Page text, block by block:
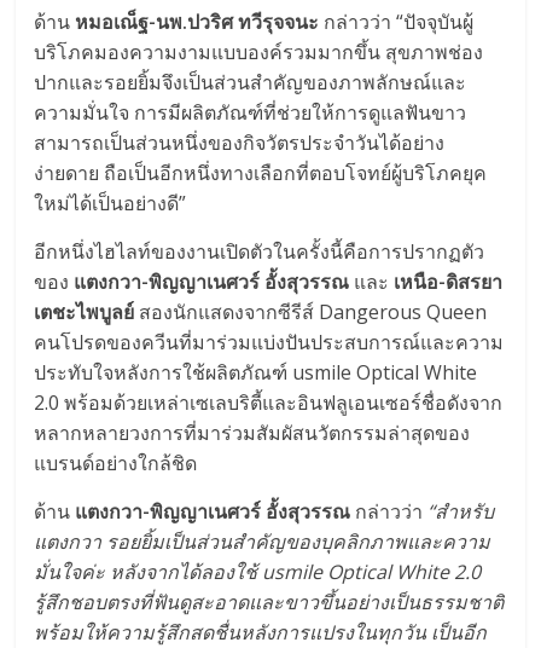
ด้าน หมอเณ็ฐ-นพ.ปวริศ ทวีรุจจนะ กล่าวว่า “ปัจจุบันผู้
บริโภคมองความงามแบบองค์รวมมากขึ้น สุขภาพช่อง
ปากและรอยยิ้มจึงเป็นส่วนสำคัญของภาพลักษณ์และ
ความมั่นใจ การมีผลิตภัณฑ์ที่ช่วยให้การดูแลฟันขาว
สามารถเป็นส่วนหนึ่งของกิจวัตรประจำวันได้อย่าง
ง่ายดาย ถือเป็นอีกหนึ่งทางเลือกที่ตอบโจทย์ผู้บริโภคยุค
ใหม่ได้เป็นอย่างดี”
อีกหนึ่งไฮไลท์ของงานเปิดตัวในครั้งนี้คือการปรากฏตัว
ของ แตงกวา-พิญญาเนศวร์ อั้งสุวรรณ และ เหนือ-ดิสรยา
เตชะไพบูลย์ สองนักแสดงจากซีรีส์ Dangerous Queen
คนโปรดของควีนที่มาร่วมแบ่งปันประสบการณ์และความ
ประทับใจหลังการใช้ผลิตภัณฑ์ usmile Optical White
2.0 พร้อมด้วยเหล่าเซเลบริตี้และอินฟลูเอนเซอร์ชื่อดังจาก
หลากหลายวงการที่มาร่วมสัมผัสนวัตกรรมล่าสุดของ
แบรนด์อย่างใกล้ชิด
ด้าน แตงกวา-พิญญาเนศวร์ อั้งสุวรรณ กล่าวว่า “สำหรับ
แตงกวา รอยยิ้มเป็นส่วนสำคัญของบุคลิกภาพและความ
มั่นใจค่ะ หลังจากได้ลองใช้ usmile Optical White 2.0
รู้สึกชอบตรงที่ฟันดูสะอาดและขาวขึ้นอย่างเป็นธรรมชาติ
พร้อมให้ความรู้สึกสดชื่นหลังการแปรงในทุกวัน เป็นอีก